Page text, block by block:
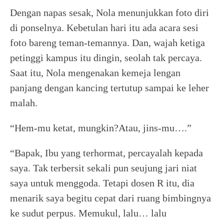
Dengan napas sesak, Nola menunjukkan foto diri
di ponselnya. Kebetulan hari itu ada acara sesi
foto bareng teman-temannya. Dan, wajah ketiga
petinggi kampus itu dingin, seolah tak percaya.
Saat itu, Nola mengenakan kemeja lengan
panjang dengan kancing tertutup sampai ke leher
malah.
“Hem-mu ketat, mungkin?Atau, jins-mu….”
“Bapak, Ibu yang terhormat, percayalah kepada
saya. Tak terbersit sekali pun seujung jari niat
saya untuk menggoda. Tetapi dosen R itu, dia
menarik saya begitu cepat dari ruang bimbingnya
ke sudut perpus. Memukul, lalu… lalu